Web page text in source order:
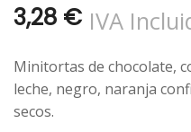
3,28 € IVA
Minitortas de chocolate,
leche, negro, naranja
secos.